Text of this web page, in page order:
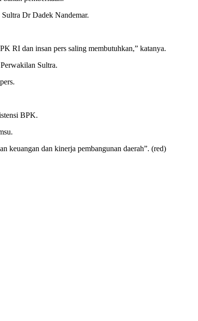
Dr Dadek Nandemar.
RI dan insan pers saling membutuhkan,” katanya.
Sultra.
BPK.
keuangan dan kinerja pembangunan daerah”. (red)